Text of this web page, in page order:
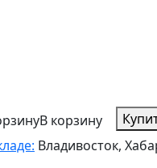
В корзину
Владивосток,